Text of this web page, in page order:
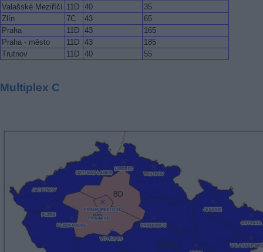
Valašské Meziříčí 11D 40
35
Zlín
7C 43
65
Praha
11D 43
165
Praha - město
11D 43
185
Trutnov
11D 40 55
Multiplex C